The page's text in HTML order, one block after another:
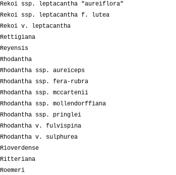
Rekoi ssp. leptacantha "aureiflora"
Rekoi ssp. leptacantha f. lutea
Rekoi v. leptacantha
Rettigiana
Reyensis
Rhodantha
Rhodantha ssp. aureiceps
Rhodantha ssp. fera-rubra
Rhodantha ssp. mccartenii
Rhodantha ssp. mollendorffiana
Rhodantha ssp. pringlei
Rhodantha v. fulvispina
Rhodantha v. sulphurea
Rioverdense
Ritteriana
Roemeri